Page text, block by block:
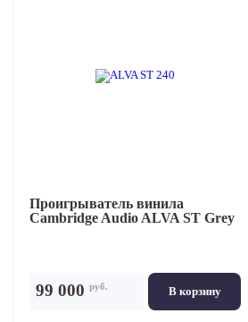
Проигрыватель винила
Cambridge Audio ALVA ST Grey
В корзину
99 000 руб.